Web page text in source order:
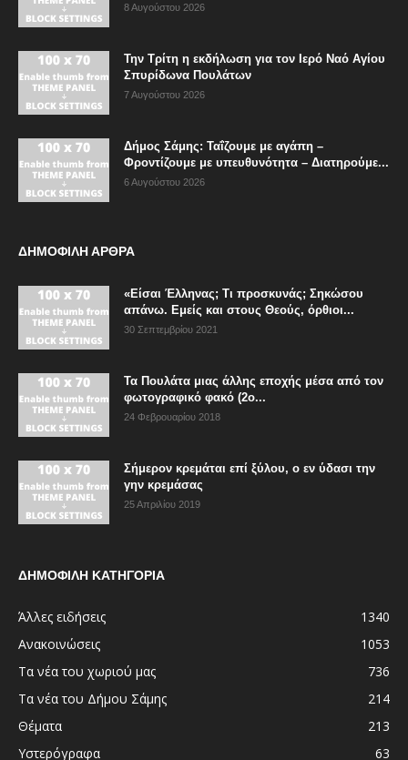
8 Αυγούστου 2026
Την Τρίτη η εκδήλωση για τον Ιερό Ναό Αγίου
Σπυρίδωνα Πουλάτων
7 Αυγούστου 2026
Δήμος Σάμης: Ταΐζουμε με αγάπη –
Φροντίζουμε με υπευθυνότητα – Διατηρούμε...
6 Αυγούστου 2026
ΔΗΜΟΦΙΛΗ ΑΡΘΡΑ
«Είσαι Έλληνας; Τι προσκυνάς; Σηκώσου
απάνω. Εμείς και στους Θεούς, όρθιοι...
30 Σεπτεμβρίου 2021
Τα Πουλάτα μιας άλλης εποχής μέσα από τον
φωτογραφικό φακό (2ο...
24 Φεβρουαρίου 2018
Σήμερον κρεμάται επί ξύλου, ο εν ύδασι την
γην κρεμάσας
25 Απριλίου 2019
ΔΗΜΟΦΙΛΗ ΚΑΤΗΓΟΡΙΑ
Άλλες ειδήσεις
1340
Ανακοινώσεις
1053
Τα νέα του χωριού μας
736
Τα νέα του Δήμου Σάμης
214
Θέματα
213
Υστερόγραφα
63